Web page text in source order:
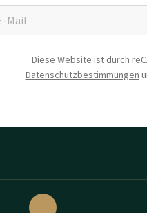
Diese Website ist durch
Datenschutzbestimmungen